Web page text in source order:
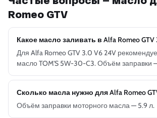
Romeo GTV
Какое масло заливать в Alfa Romeo GTV
Для Alfa Romeo GTV 3.0 V6 24V
масло TOM'S 5W-30-C3. Объём заправки
Сколько масла нужно для Alfa Romeo
Объём заправки моторного масла — 5.9 л.